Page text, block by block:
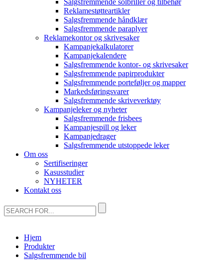
Salgsfremmende solbriller og tilbehør
Reklamestøtteartikler
Salgsfremmende håndklær
Salgsfremmende paraplyer
Reklamekontor og skrivesaker
Kampanjekalkulatorer
Kampanjekalendere
Salgsfremmende kontor- og skrivesaker
Salgsfremmende papirprodukter
Salgsfremmende porteføljer og mapper
Markedsføringsvarer
Salgsfremmende skriveverktøy
Kampanjeleker og nyheter
Salgsfremmende frisbees
Kampanjespill og leker
Kampanjedrager
Salgsfremmende utstoppede leker
Om oss
Sertifiseringer
Kasusstudier
NYHETER
Kontakt oss
Hjem
Produkter
Salgsfremmende bil